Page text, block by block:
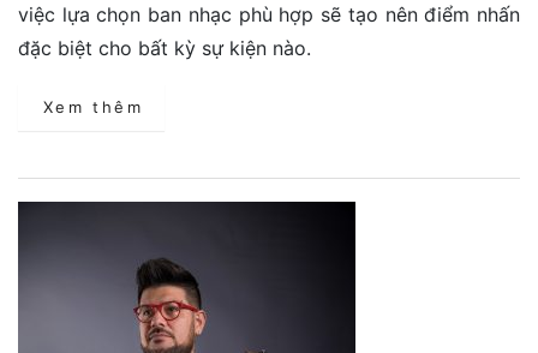
việc lựa chọn ban nhạc phù hợp sẽ tạo nên điểm nhấn
đặc biệt cho bất kỳ sự kiện nào.
Xem thêm